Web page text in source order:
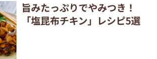
旨みたっぷりでやみつき！
「塩昆布チキン」レシピ5選